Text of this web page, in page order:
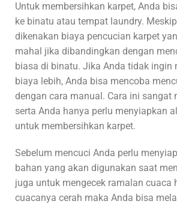
Untuk membersihkan karpet, Anda
ke binatu atau tempat laundry.
dikenakan biaya pencucian karpet
mahal jika dibandingkan dengan
biasa di binatu. Jika Anda tidak ingin
biaya lebih, Anda bisa mencoba
dengan cara manual. Cara ini sangat
serta Anda hanya perlu menyiapkan
untuk membersihkan karpet.
Sebelum mencuci Anda perlu
bahan yang akan digunakan saat
juga untuk mengecek ramalan cuaca
cuacanya cerah maka Anda bisa